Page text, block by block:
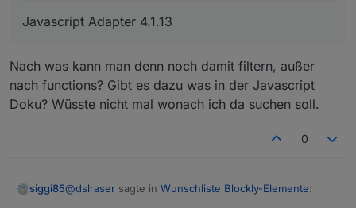
Javascript Adapter 4.1.13
Nach was kann man denn noch damit filtern, außer
nach functions? Gibt es dazu was in der Javascript
Doku? Wüsste nicht mal wonach ich da suchen soll.
0
siggi85@dslraser sagte in Wunschliste Blockly-Elemente: